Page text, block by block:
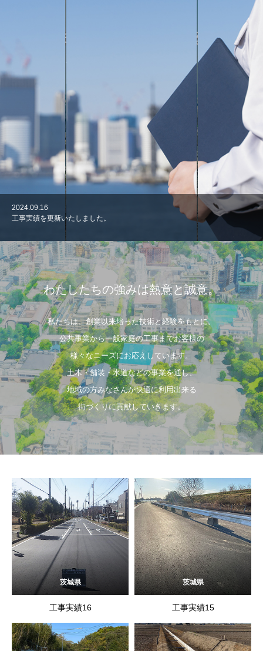
まちの未来をつくる
株式会社平川建設
2024.09.16
工事実績を更新いたしました。
2020.02.21
サイトオープンいたしました。
わたしたちの強みは熱意と誠意。
私たちは、創業以来培った技術と経験をもとに、
公共事業から一般家庭の工事までお客様の
様々なニーズにお応えしています。
土木・舗装・水道などの事業を通し、
地域の方みなさんが快適に利用出来る
街づくりに貢献していきます。
茨城県
工事実績16
茨城県
工事実績15